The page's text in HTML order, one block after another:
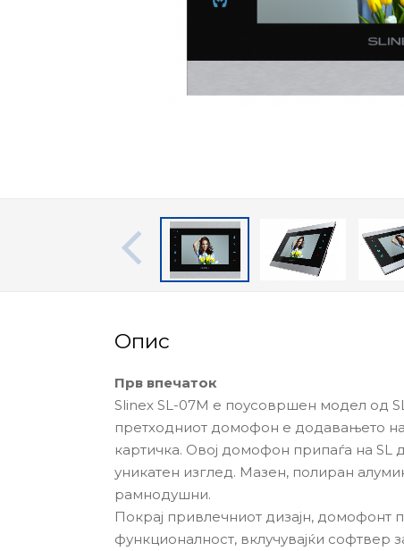
Опис
Прв впечаток
Slinex SL-07M е поусовршен модел од
претходниот домофон е додавањето
картичка. Овој домофон припаѓа на SL
уникатен изглед. Мазен, полиран
рамнодушни.
Покрај привлечниот дизајн, домофонт
функционалност, вклучувајќи